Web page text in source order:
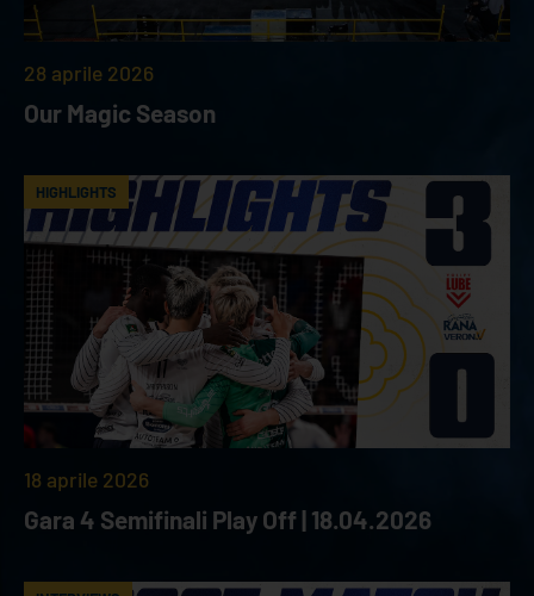
28 aprile 2026
Our Magic Season
HIGHLIGHTS
18 aprile 2026
Gara 4 Semifinali Play Off | 18.04.2026